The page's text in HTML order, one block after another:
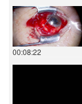
00:08:22